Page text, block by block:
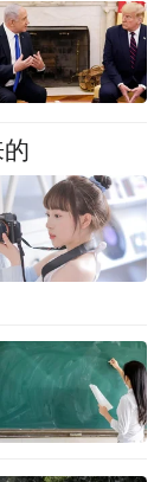
理面临着许
，今后将进
成熟一批，